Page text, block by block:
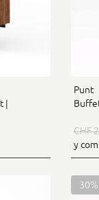
|
Punt
CHF
y
30%